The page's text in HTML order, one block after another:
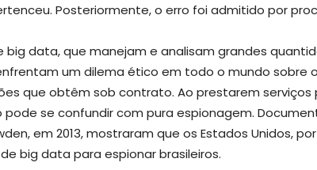
Posteriormente, o erro foi admitido por
big data, que manejam e analisam grandes
um dilema ético em todo o mundo sobre
que obtêm sob contrato. Ao prestarem serviços
pode se confundir com pura espionagem.
em 2013, mostraram que os Estados Unidos,
big data para espionar brasileiros.